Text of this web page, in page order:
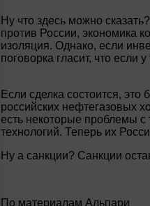
Ну что здесь можно
против России, экономика
изоляция. Однако, если
поговорка гласит, что если
Если сделка состоится,
российских нефтегазовых
есть некоторые проблемы
технологий. Теперь их
Ну а санкции? Санкции
По материалам Альпари